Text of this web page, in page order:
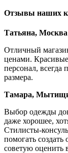
Отзывы наших
Татьяна, Москва
Отличный
ценами.
персонал, всегда
размера.
Тамара,
Выбор одежды
даже хорошее,
Стилисты-
помогать
советую оценить